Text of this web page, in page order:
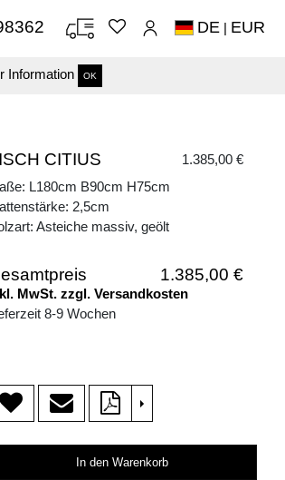
Information OK
DE | EUR
CITIUS
1.385,00 €
L180cm B90cm H75cm
2,5cm
Asteiche massiv, geölt
1.385,00 €
MwSt. zzgl. Versandkosten
8-9 Wochen
>
In den Warenkorb